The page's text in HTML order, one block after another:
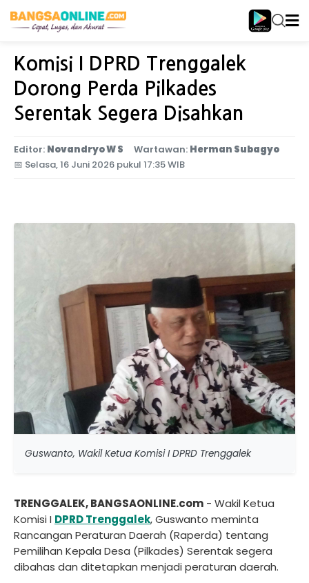
Home Jawa Timur
Komisi I DPRD Trenggalek
Dorong Perda Pilkades
Serentak Segera Disahkan
Editor: Novandryo W S Wartawan: Herman Subagyo
📅 Selasa, 16 Juni 2026 pukul 17:35 WIB
Guswanto, Wakil Ketua Komisi I DPRD Trenggalek
TRENGGALEK, BANGSAONLINE.com - Wakil Ketua
Komisi I DPRD Trenggalek, Guswanto meminta
Rancangan Peraturan Daerah (Raperda) tentang
Pemilihan Kepala Desa (Pilkades) Serentak segera
dibahas dan ditetapkan menjadi peraturan daerah.